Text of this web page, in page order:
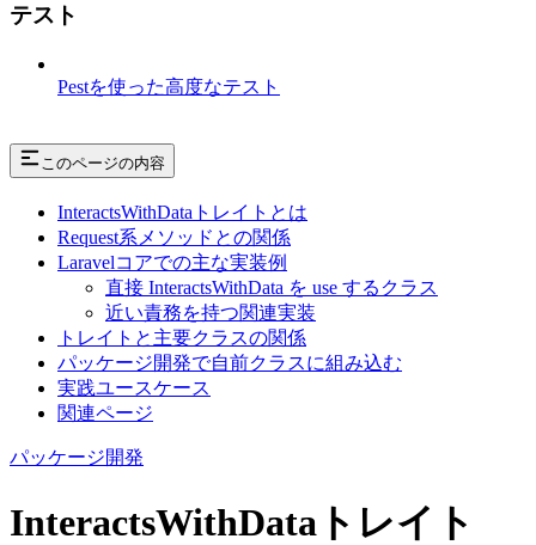
テスト
Pestを使った高度なテスト
このページの内容
InteractsWithDataトレイトとは
Request系メソッドとの関係
Laravelコアでの主な実装例
直接 InteractsWithData を use するクラス
近い責務を持つ関連実装
トレイトと主要クラスの関係
パッケージ開発で自前クラスに組み込む
実践ユースケース
関連ページ
パッケージ開発
InteractsWithDataトレイト